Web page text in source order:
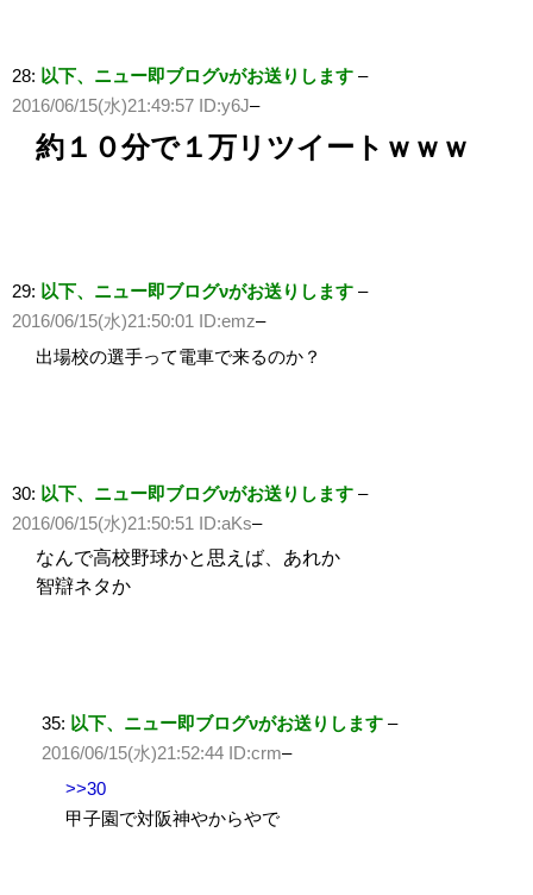
28: 以下、ニュー即ブログνがお送りします –
2016/06/15(水)21:49:57 ID:y6J–
約１０分で１万リツイートｗｗｗ
29: 以下、ニュー即ブログνがお送りします –
2016/06/15(水)21:50:01 ID:emz–
出場校の選手って電車で来るのか？
30: 以下、ニュー即ブログνがお送りします –
2016/06/15(水)21:50:51 ID:aKs–
なんで高校野球かと思えば、あれか
智辯ネタか
35: 以下、ニュー即ブログνがお送りします –
2016/06/15(水)21:52:44 ID:crm–
>>30
甲子園で対阪神やからやで